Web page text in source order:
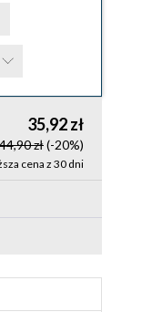
35,92 zł
44,90 zł(-20%)
cena z 30 dni